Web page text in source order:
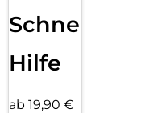
Schnelle
Hilfe
ab 19,90 €